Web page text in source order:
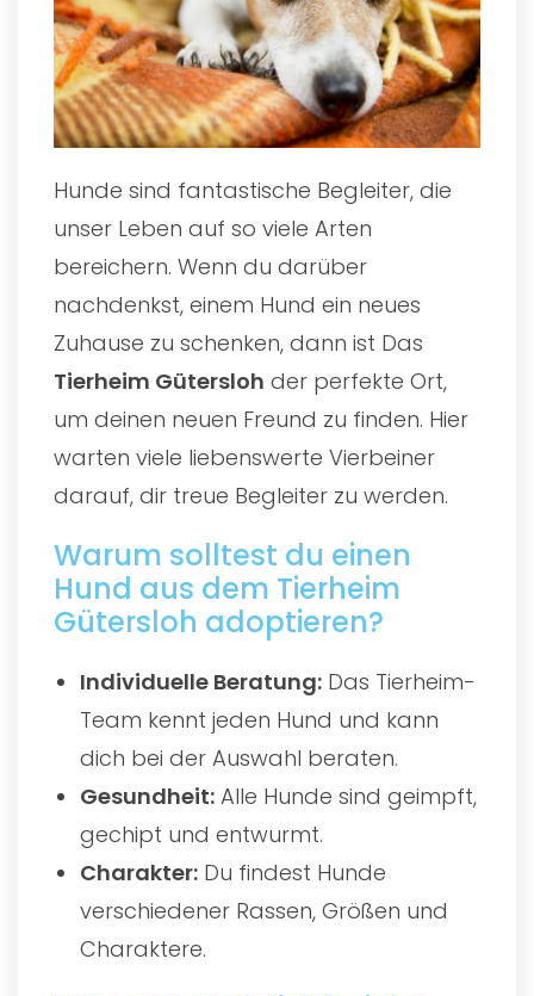
Hunde sind fantastische Begleiter, die
unser Leben auf so viele Arten
bereichern. Wenn du darüber
nachdenkst, einem Hund ein neues
Zuhause zu schenken, dann ist Das
Tierheim Gütersloh der perfekte Ort,
um deinen neuen Freund zu finden. Hier
warten viele liebenswerte Vierbeiner
darauf, dir treue Begleiter zu werden.
Warum solltest du einen
Hund aus dem Tierheim
Gütersloh adoptieren?
Individuelle Beratung: Das Tierheim-
Team kennt jeden Hund und kann
dich bei der Auswahl beraten.
Gesundheit: Alle Hunde sind geimpft,
gechipt und entwurmt.
Charakter: Du findest Hunde
verschiedener Rassen, Größen und
Charaktere.